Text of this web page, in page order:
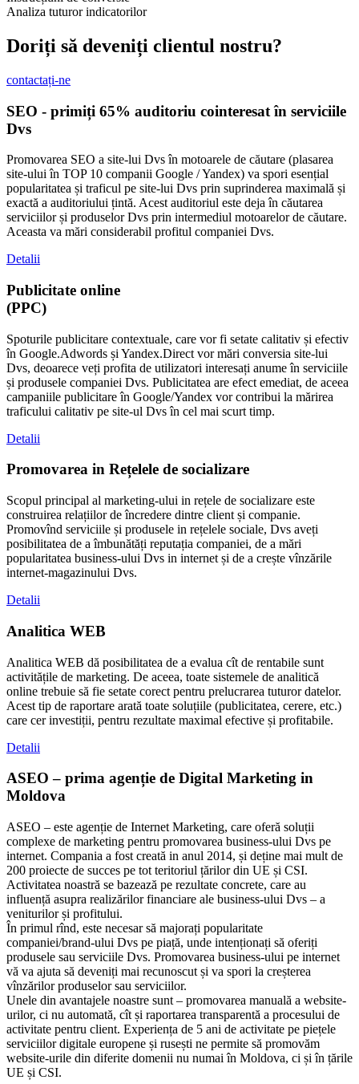
Analiza tuturor indicatorilor
Doriți să deveniți clientul nostru?
contactați-ne
SEO - primiți 65% auditoriu cointeresat în serviciile
Dvs
Promovarea SEO a site-lui Dvs în motoarele de căutare (plasarea
site-ului în TOP 10 companii Google / Yandex) va spori esențial
popularitatea și traficul pe site-lui Dvs prin suprinderea maximală și
exactă a auditoriului țintă. Acest auditoriul este deja în căutarea
serviciilor și produselor Dvs prin intermediul motoarelor de căutare.
Aceasta va mări considerabil profitul companiei Dvs.
Detalii
Publicitate online
(PPC)
Spoturile publicitare contextuale, care vor fi setate calitativ și efectiv
în Google.Adwords și Yandex.Direct vor mări conversia site-lui
Dvs, deoarece veți profita de utilizatori interesați anume în serviciile
și produsele companiei Dvs. Publicitatea are efect emediat, de aceea
campaniile publicitare în Google/Yandex vor contribui la mărirea
traficului calitativ pe site-ul Dvs în cel mai scurt timp.
Detalii
Promovarea in Rețelele de socializare
Scopul principal al marketing-ului in rețele de socializare este
construirea relațiilor de încredere dintre client și companie.
Promovînd serviciile și produsele in rețelele sociale, Dvs aveți
posibilitatea de a îmbunătăți reputația companiei, de a mări
popularitatea business-ului Dvs in internet și de a crește vînzările
internet-magazinului Dvs.
Detalii
Analitica WEB
Analitica WEB dă posibilitatea de a evalua cît de rentabile sunt
activitățile de marketing. De aceea, toate sistemele de analitică
online trebuie să fie setate corect pentru prelucrarea tuturor datelor.
Acest tip de raportare arată toate soluțiile (publicitatea, cerere, etc.)
care cer investiții, pentru rezultate maximal efective și profitabile.
Detalii
ASEO – prima agenție de Digital Marketing in
Moldova
ASEO – este agenție de Internet Marketing, care oferă soluții
complexe de marketing pentru promovarea business-ului Dvs pe
internet. Compania a fost creată in anul 2014, și deține mai mult de
200 proiecte de succes pe tot teritoriul țărilor din UE și CSI.
Activitatea noastră se bazează pe rezultate concrete, care au
influență asupra realizărilor financiare ale business-ului Dvs – a
veniturilor și profitului.
În primul rînd, este necesar să majorați popularitate
companiei/brand-ului Dvs pe piață, unde intenționați să oferiți
produsele sau serviciile Dvs. Promovarea business-ului pe internet
vă va ajuta să deveniți mai recunoscut și va spori la creșterea
vînzărilor produselor sau serviciilor.
Unele din avantajele noastre sunt – promovarea manuală a website-
urilor, ci nu automată, cît și raportarea transparentă a procesului de
activitate pentru client. Experiența de 5 ani de activitate pe piețele
serviciilor digitale europene și rusești ne permite să promovăm
website-urile din diferite domenii nu numai în Moldova, ci și în țările
UE și CSI.